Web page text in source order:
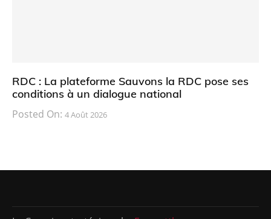
RDC : La plateforme Sauvons la RDC pose ses
conditions à un dialogue national
Posted On: 4 Août 2026